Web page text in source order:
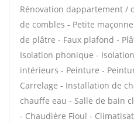
Rénovation dappartement
de combles - Petite
de plâtre - Faux plafond -
Isolation phonique -
intérieurs - Peinture -
Carrelage - Installation de
chauffe eau - Salle de bain
- Chaudière Fioul -